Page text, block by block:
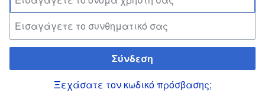
Σύνδεση
Ξεχάσατε τον κωδικό πρόσβασης;